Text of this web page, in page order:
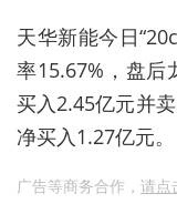
天华新能今日
率15.67%，盘后
买入2.45亿元并
净买入1.27亿元。
广告等商务合作， 请点